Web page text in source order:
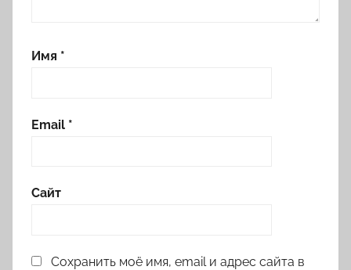
Имя *
Email *
Сайт
Сохранить моё имя, email и адрес сайта в